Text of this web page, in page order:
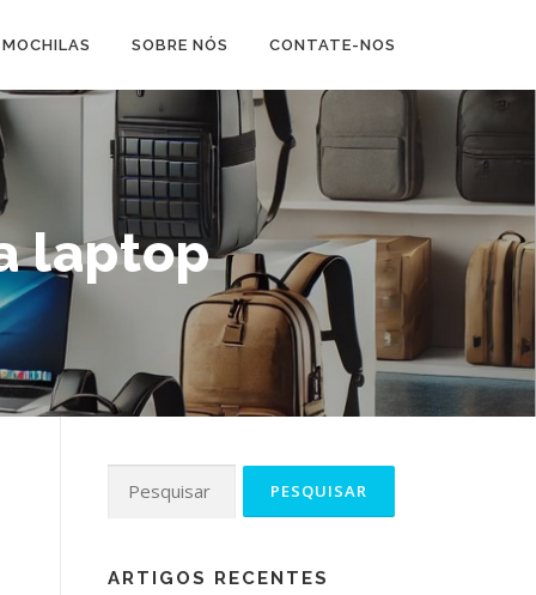
SOBRE NÓS CONTATE-NOS
laptop
Pesquisar
ARTIGOS RECENTES